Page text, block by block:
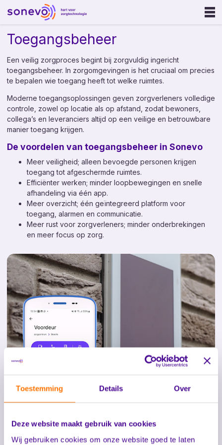
Toestemming Details Over
Deze website maakt gebruik van cookies
Wij gebruiken cookies om onze website goed te laten
Over ons
Werken bij
Ouderenzorg
Gehandicaptenzorg
GGZ
Onze oplossing
Sonevo Touchpoints
Sonevo Zorgcentrale
Sonevo Inzicht
Sonevo Portal
Zorgalarmering
Toezichthoudende domotica
Leefcirkels
Persoonsbeveiliging
Leefstijlmonitoring
Stille ontruiming (NEN 2575-4)
Toegangsbeheer
Diensten
Consultancy
Nieuws
Toegangsbeheer
Een veilig zorgproces begint bij zorgvuldig ingericht
toegangsbeheer. In zorgomgevingen is het cruciaal om precies
te bepalen wie toegang heeft tot welke ruimtes.
Moderne toegangsoplossingen geven zorgverleners volledige
controle, zowel op locatie als op afstand, zodat bewoners,
collega’s en leveranciers altijd op een veilige en betrouwbare
manier toegang krijgen.
De voordelen van toegangsbeheer in Sonevo
Meer veiligheid; alleen bevoegde personen krijgen
toegang tot afgeschermde ruimtes.
Efficiënter werken; minder loopbewegingen en snelle
afhandeling via één app.
Meer overzicht; één geïntegreerd platform voor
toegang, alarmen en communicatie.
Meer rust voor zorgverleners; minder onderbrekingen
en meer focus op zorg.